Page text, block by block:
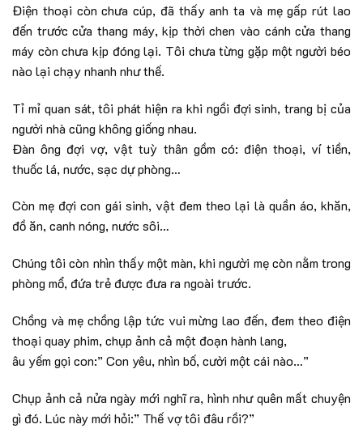
Điện thoại còn chưa cúp, đã thấy anh ta và mẹ gấp rút lao
đến trước cửa thang máy, kịp thời chen vào cánh cửa thang
máy còn chưa kịp đóng lại. Tôi chưa từng gặp một người béo
nào lại chạy nhanh như thế.
Tỉ mỉ quan sát, tôi phát hiện ra khi ngồi đợi sinh, trang bị của
người nhà cũng không giống nhau.
Đàn ông đợi vợ, vật tuỳ thân gồm có: điện thoại, ví tiền,
thuốc lá, nước, sạc dự phòng…
Còn mẹ đợi con gái sinh, vật đem theo lại là quần áo, khăn,
đồ ăn, canh nóng, nước sôi…
Chúng tôi còn nhìn thấy một màn, khi người mẹ còn nằm trong
phòng mổ, đứa trẻ được đưa ra ngoài trước.
Chồng và mẹ chồng lập tức vui mừng lao đến, đem theo điện
thoại quay phim, chụp ảnh cả một đoạn hành lang,
âu yếm gọi con:” Con yêu, nhìn bố, cười một cái nào…”
Chụp ảnh cả nửa ngày mới nghĩ ra, hình như quên mất chuyện
gì đó. Lúc này mới hỏi:” Thế vợ tôi đâu rồi?”